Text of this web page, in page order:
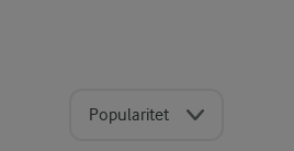
Popularitet